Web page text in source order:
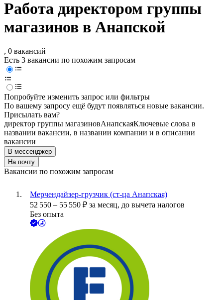
Работа директором группы
магазинов в Анапской
, 0 вакансий
Есть 3 вакансии по похожим запросам
Попробуйте изменить запрос или фильтры
По вашему запросу ещё будут появляться новые вакансии.
Присылать вам?
директор группы магазиновАнапскаяКлючевые слова в
названии вакансии, в названии компании и в описании
вакансии
В мессенджер
На почту
Вакансии по похожим запросам
Мерчендайзер-грузчик (ст-ца Анапская)
52 550 – 55 550 ₽ за месяц, до вычета налогов
Без опыта